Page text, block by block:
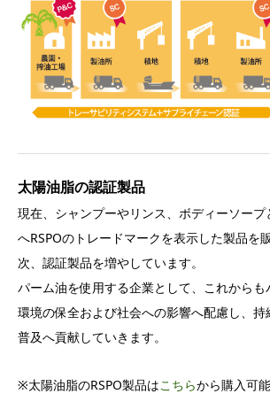
太陽油脂の認証製品
現在、シャンプーやリンス、ボディーソー
へRSPOのトレードマークを表示した製品を
次、認証製品を増やしています。
パーム油を使用する企業として、これから
環境の保全および社会への影響へ配慮し、
普及へ貢献していきます。
※太陽油脂のRSPO製品はこちらから購入可